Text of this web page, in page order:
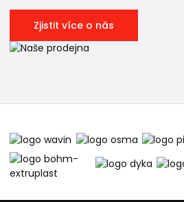
Zjistit více o nás